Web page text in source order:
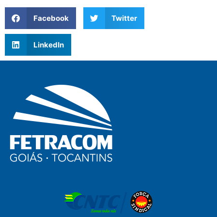
Facebook Twitter
LinkedIn